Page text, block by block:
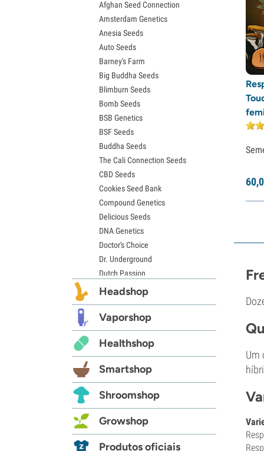
60,
Um
Sementes Lemon Haze
Sementes Bruce Banner
Sementes Gelato
Sementes Sour Diesel
Sementes Jack Herer
Sementes Girl Scout Cookies (GSC)
Sementes de Wedding Cake
Sementes Zkittlez
Sementes Pineapple Express
Sementes Chemdawg
Sementes de Hindu Kush
Sementes de mimosa
Afghan Seed Connection
Amsterdam Genetics
Anesia Seeds
Auto Seeds
Barney's Farm
Big Buddha Seeds
Blimburn Seeds
Bomb Seeds
BSB Genetics
BSF Seeds
Buddha Seeds
The Cali Connection Seeds
CBD Seeds
Cookies Seed Bank
Compound Genetics
Delicious Seeds
DNA Genetics
Doctor's Choice
Dr. Underground
Dutch Passion
Elite Seeds
Exotic Seed
Expert Seeds
FastBuds
Female Seeds
French Touch Seeds
Garden of Green
GeneSeeds
G13 Labs
Grass-O-Matic
Headshop
Vaporshop
Healthshop
Smartshop
Shroomshop
Growshop
Produtos oficiais